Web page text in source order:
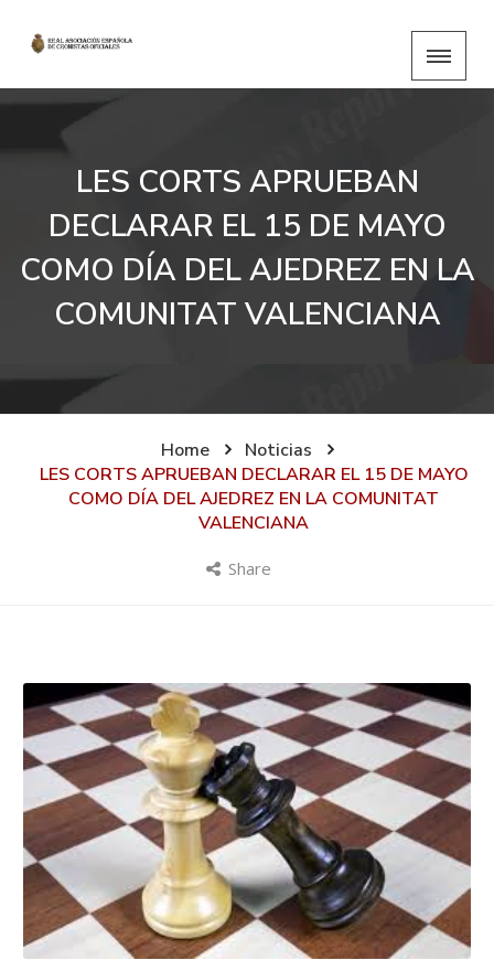
LES CORTS APRUEBAN
DECLARAR EL 15 DE MAYO
COMO DÍA DEL AJEDREZ EN LA
COMUNITAT VALENCIANA
Home
Noticias
LES CORTS APRUEBAN DECLARAR EL 15 DE MAYO
COMO DÍA DEL AJEDREZ EN LA COMUNITAT
VALENCIANA
Share